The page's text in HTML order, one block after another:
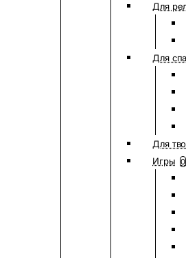
Для
Для
Для
Игры 0